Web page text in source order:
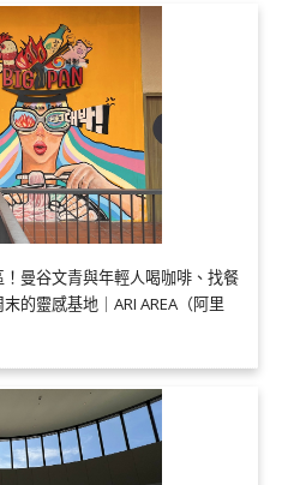
曼谷文青與年輕人喝咖啡、找餐
的靈感基地｜ARI AREA（阿里